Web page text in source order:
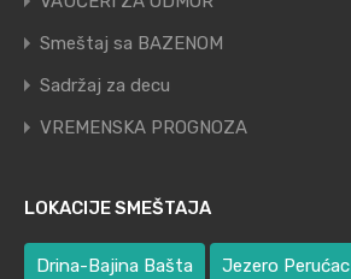
Smeštaj sa BAZENOM
Sadržaj za decu
VREMENSKA PROGNOZA
LOKACIJE SMEŠTAJA
Drina-Bajina Bašta Jezero Perućac